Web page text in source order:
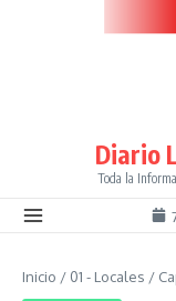
Diario
Toda la
Inicio / 01 - Locales /